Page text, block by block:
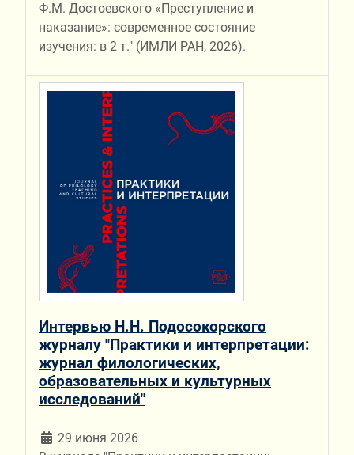
Ф.М. Достоевского «Преступление и
наказание»: современное состояние
изучения: в 2 т." (ИМЛИ РАН, 2026).
Интервью Н.Н. Подосокорского
журналу "Практики и интерпретации:
журнал филологических,
образовательных и культурных
исследований"
29 июня 2026